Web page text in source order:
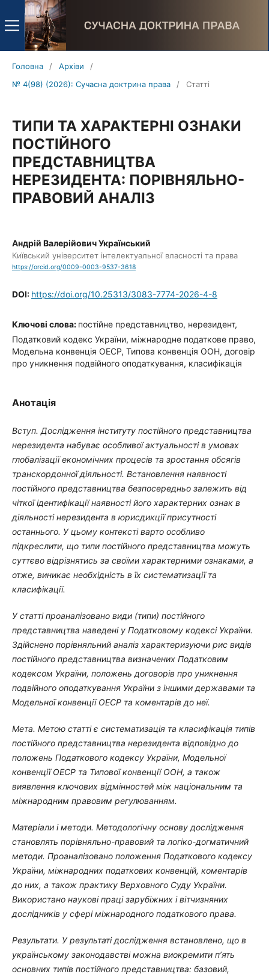
Головна / Архіви
/
№ 4(98) (2026): Сучасна доктрина права
/ Статті
ТИПИ ТА ХАРАКТЕРНІ ОЗНАКИ
ПОСТІЙНОГО
ПРЕДСТАВНИЦТВА
НЕРЕЗИДЕНТА: ПОРІВНЯЛЬНО-
ПРАВОВИЙ АНАЛІЗ
Андрій Валерійович Український
Київський університет інтелектуальної власності та права
https://orcid.org/0009-0003-9537-3618
DOI: https://doi.org/10.25313/3083-7774-2026-4-8
Ключові слова: постійне представництво, нерезидент,
Податковий кодекс України, міжнародне податкове право,
Модельна конвенція ОЕСР, Типова конвенція ООН, договір
про уникнення подвійного оподаткування, класифікація
Анотація
Вступ. Дослідження інституту постійного представництва
нерезидента набуває особливої актуальності в умовах
глобалізації економічних процесів та зростання обсягів
транскордонної діяльності. Встановлення наявності
постійного представництва безпосередньо залежить від
чіткої ідентифікації наявності його характерних ознак в
діяльності нерезидента в юрисдикції присутності
останнього. У цьому контексті варто особливо
підкреслити, що типи постійного представництва можуть
суттєво відрізнятись за своїми характерними ознаками, а
отже, виникає необхідність в їх систематизації та
класифікації.
У статті проаналізовано види (типи) постійного
представництва наведені у Податковому кодексі України.
Здійснено порівняльний аналіз характеризуючи рис видів
постійного представництва визначених Податковим
кодексом України, положень договорів про уникнення
подвійного оподаткування України з іншими державами та
Модельної конвенції ОЕСР та коментарів до неї.
Мета. Метою статті є систематизація та класифікація типів
постійного представництва нерезидента відповідно до
положень Податкового кодексу України, Модельної
конвенції ОЕСР та Типової конвенції ООН, а також
виявлення ключових відмінностей між національним та
міжнародним правовим регулюванням.
Матеріали і методи. Методологічну основу дослідження
становлять порівняльно-правовий та логіко-догматичний
методи. Проаналізовано положення Податкового кодексу
України, міжнародних податкових конвенцій, коментарів
до них, а також практику Верховного Суду України.
Використано наукові праці зарубіжних і вітчизняних
дослідників у сфері міжнародного податкового права.
Результати. У результаті дослідження встановлено, що в
українському законодавстві можна виокремити п’ять
основних типів постійного представництва: базовий,